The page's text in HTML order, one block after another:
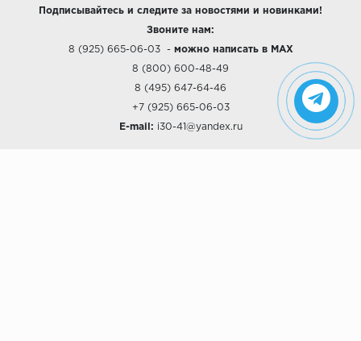
Подписывайтесь и следите за новостями и новинками!
Звоните нам:
8 (925) 665-06-03- можно написать в MAX
8 (800) 600-48-49
8 (495) 647-64-46
+7 (925) 665-06-03
E-mail: i30-41@yandex.ru